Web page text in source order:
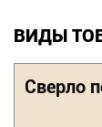
ВИДЫ
Сверло